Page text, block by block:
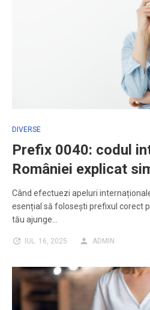
DIVERSE
Prefix 0040: codul
României explicat
Când efectuezi apeluri
esențial să folosești prefixul corect
tău ajunge…
IUL. 16, 2025 ADMIN